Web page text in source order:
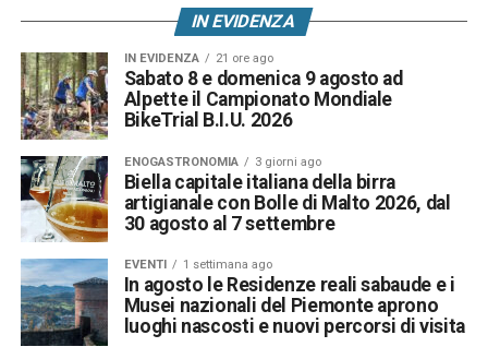
IN EVIDENZA
IN EVIDENZA 21 ore ago
Sabato 8 e domenica 9 agosto ad
Alpette il Campionato Mondiale
BikeTrial B.I.U. 2026
ENOGASTRONOMIA 3 giorni ago
Biella capitale italiana della birra
artigianale con Bolle di Malto 2026, dal
30 agosto al 7 settembre
EVENTI 1 settimana ago
In agosto le Residenze reali sabaude e i
Musei nazionali del Piemonte aprono
luoghi nascosti e nuovi percorsi di visita